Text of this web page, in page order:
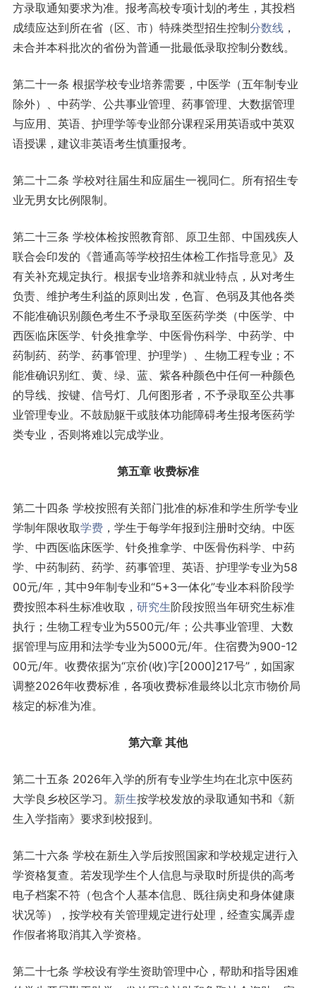
方录取通知要求为准。报考高校专项计划的考生，其投档
成绩应达到所在省（区、市）特殊类型招生控制分数线，
未合并本科批次的省份为普通一批最低录取控制分数线。
第二十一条 根据学校专业培养需要，中医学（五年制专业
除外）、中药学、公共事业管理、药事管理、大数据管理
与应用、英语、护理学等专业部分课程采用英语或中英双
语授课，建议非英语考生慎重报考。
第二十二条 学校对往届生和应届生一视同仁。所有招生专
业无男女比例限制。
第二十三条 学校体检按照教育部、原卫生部、中国残疾人
联合会印发的《普通高等学校招生体检工作指导意见》及
有关补充规定执行。根据专业培养和就业特点，从对考生
负责、维护考生利益的原则出发，色盲、色弱及其他各类
不能准确识别颜色考生不予录取至医药学类（中医学、中
西医临床医学、针灸推拿学、中医骨伤科学、中药学、中
药制药、药学、药事管理、护理学）、生物工程专业；不
能准确识别红、黄、绿、蓝、紫各种颜色中任何一种颜色
的导线、按键、信号灯、几何图形者，不予录取至公共事
业管理专业。不鼓励躯干或肢体功能障碍考生报考医药学
类专业，否则将难以完成学业。
第五章 收费标准
第二十四条 学校按照有关部门批准的标准和学生所学专业
学制年限收取学费，学生于每学年报到注册时交纳。中医
学、中西医临床医学、针灸推拿学、中医骨伤科学、中药
学、中药制药、药学、药事管理、英语、护理学专业为58
00元/年，其中9年制专业和“5+3一体化”专业本科阶段学
费按照本科生标准收取， 研究生阶段按照当年研究生标准
执行；生物工程专业为5500元/年；公共事业管理、大数
据管理与应用和法学专业为5000元/年。住宿费为900-12
00元/年。收费依据为“京价(收)字[2000]217号”，如国家
调整2026年收费标准，各项收费标准最终以北京市物价局
核定的标准为准。
第六章 其他
第二十五条 2026年入学的所有专业学生均在北京中医药
大学良乡校区学习。 新生按学校发放的录取通知书和《新
生入学指南》要求到校报到。
第二十六条 学校在新生入学后按照国家和学校规定进行入
学资格复查。若发现学生个人信息与录取时所提供的高考
电子档案不符（包含个人基本信息、既往病史和身体健康
状况等），按学校有关管理规定进行处理，经查实属弄虚
作假者将取消其入学资格。
第二十七条 学校设有学生资助管理中心，帮助和指导困难